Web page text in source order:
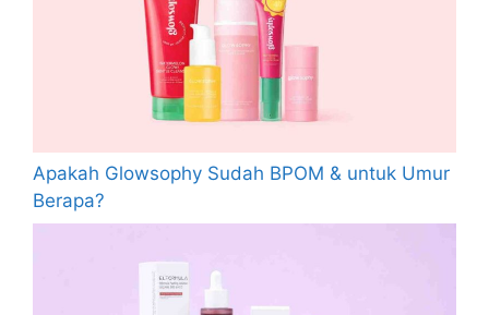
Apakah Glowsophy Sudah BPOM & untuk Umur
Berapa?